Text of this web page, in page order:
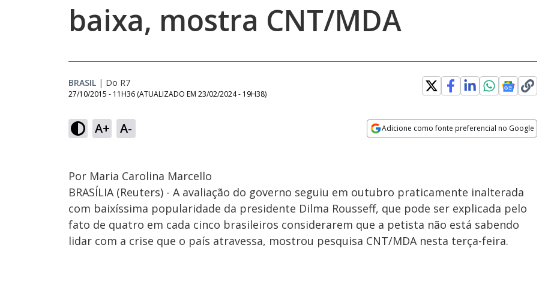
baixa, mostra CNT/MDA
BRASIL | Do R7
27/10/2015 - 11H36 (ATUALIZADO EM 23/02/2024 - 19H38)
A+ A- Adicione como fonte preferencial no Google
Por Maria Carolina Marcello
BRASÍLIA (Reuters) - A avaliação do governo seguiu em outubro praticamente inalterada
com baixíssima popularidade da presidente Dilma Rousseff, que pode ser explicada pelo
fato de quatro em cada cinco brasileiros considerarem que a petista não está sabendo
lidar com a crise que o país atravessa, mostrou pesquisa CNT/MDA nesta terça-feira.